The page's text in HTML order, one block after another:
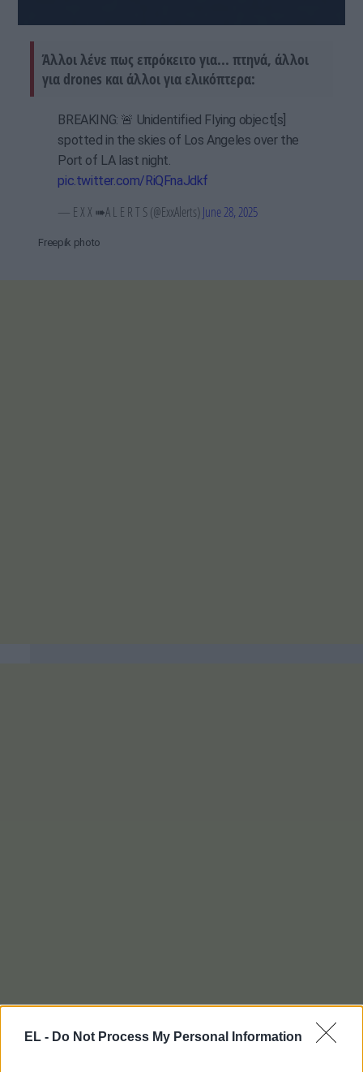
EL - Do Not Process My Personal Information
Άλλοι λένε πως επρόκειτο για... πτηνά, άλλοι
για drones και άλλοι για ελικόπτερα:
BREAKING: 🚨 Unidentified Flying object[s]
spotted in the skies of Los Angeles over the
Port of LA last night.
pic.twitter.com/RiQFnaJdkf
— E X X ➠A L E R T S (@ExxAlerts)June 28, 2025
Freepik photo